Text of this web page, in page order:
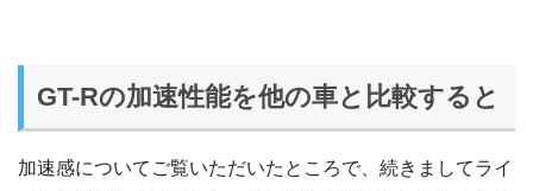
GT-Rの加速性能を他の車と比較すると
加速感についてご覧いただいたところで、続きましてライ